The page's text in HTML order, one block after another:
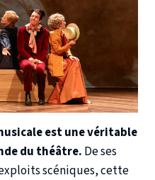
est une véritable
du théâtre. De ses
scéniques, cette